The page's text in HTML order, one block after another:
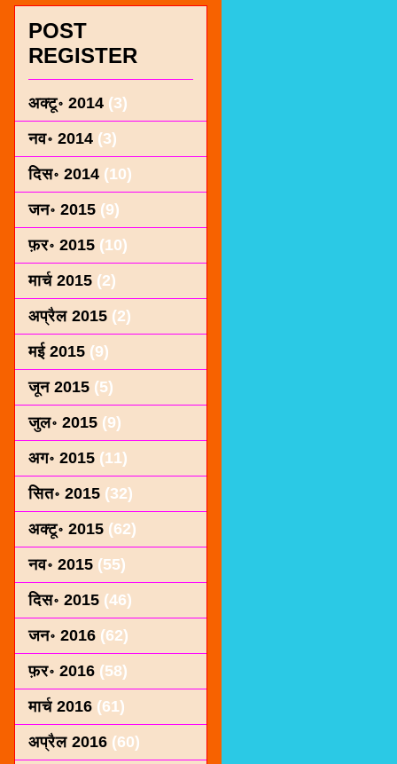
POST
REGISTER
अक्टू॰ 2014 (3)
नव॰ 2014 (3)
दिस॰ 2014 (10)
जन॰ 2015 (9)
फ़र॰ 2015 (10)
मार्च 2015 (2)
अप्रैल 2015 (2)
मई 2015 (9)
जून 2015 (5)
जुल॰ 2015 (9)
अग॰ 2015 (11)
सित॰ 2015 (32)
अक्टू॰ 2015 (62)
नव॰ 2015 (55)
दिस॰ 2015 (46)
जन॰ 2016 (62)
फ़र॰ 2016 (58)
मार्च 2016 (61)
अप्रैल 2016 (60)